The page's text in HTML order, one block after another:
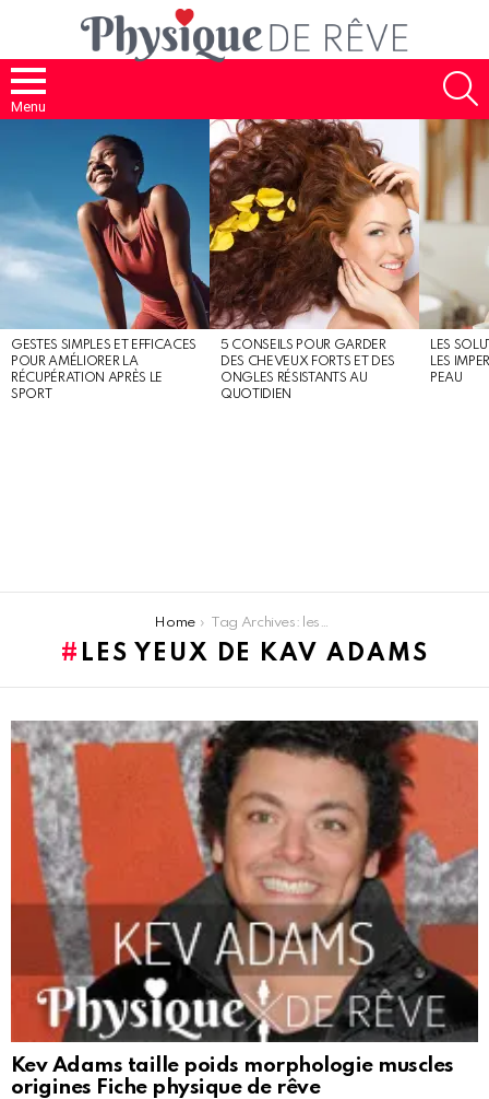
Menu
GESTES SIMPLES ET EFFICACES
POUR AMÉLIORER LA
RÉCUPÉRATION APRÈS LE
SPORT
5 CONSEILS POUR GARDER
DES CHEVEUX FORTS ET DES
ONGLES RÉSISTANTS AU
QUOTIDIEN
LES
LES
PEAU
Home Tag Archives: les yeux de kav adams
LES YEUX DE KAV ADAMS
LATEST
STORIES
Kev Adams taille poids morphologie muscles
origines Fiche physique de rêve